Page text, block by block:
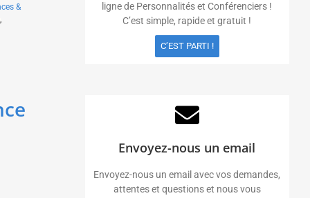
&
ligne de Personnalités et Conférenciers !
C’est simple, rapide et gratuit !
C’EST PARTI !
Envoyez-nous un email
Envoyez-nous un email avec vos demandes,
attentes et questions et nous vous